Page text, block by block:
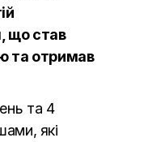
що став
та отримав
та 4
які